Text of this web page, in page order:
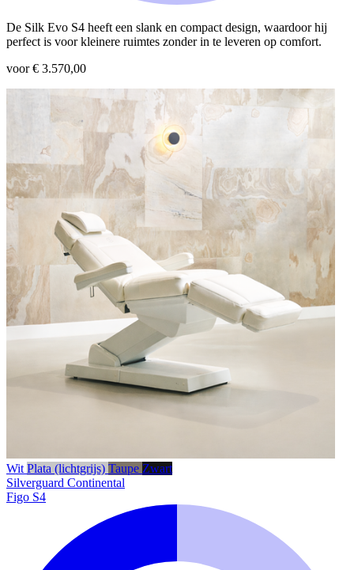
De Silk Evo S4 heeft een slank en compact design, waardoor hij
perfect is voor kleinere ruimtes zonder in te leveren op comfort.
voor € 3.570,00
Wit Plata (lichtgrijs) Taupe Zwart
Silverguard Continental
Figo S4